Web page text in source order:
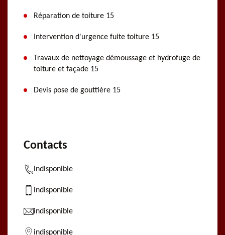
Réparation de toiture 15
Intervention d'urgence fuite toiture 15
Travaux de nettoyage démoussage et hydrofuge de
toiture et façade 15
Devis pose de gouttière 15
Contacts
indisponible
indisponible
indisponible
indisponible